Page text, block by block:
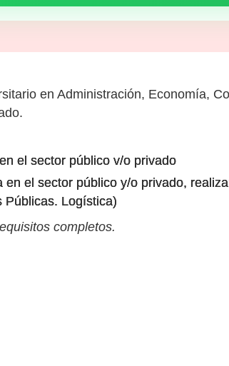
en Administración, Economía,
el sector público v/o privado
el sector público y/o privado,
Públicas. Logística)
completos.